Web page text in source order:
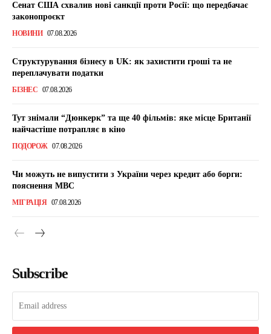
Сенат США схвалив нові санкції проти Росії: що передбачає
законопроєкт
НОВИНИ 07.08.2026
Структурування бізнесу в UK: як захистити гроші та не
переплачувати податки
БІЗНЕС 07.08.2026
Тут знімали “Дюнкерк” та ще 40 фільмів: яке місце Британії
найчастіше потрапляє в кіно
ПОДОРОЖ 07.08.2026
Чи можуть не випустити з України через кредит або борги:
пояснення МВС
МІГРАЦІЯ 07.08.2026
Subscribe